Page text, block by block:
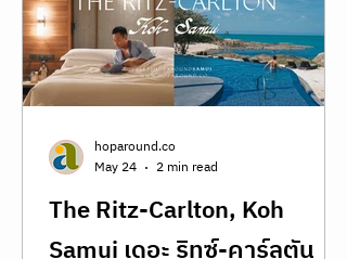
มวลอารมณ์อบอุ่นแห่งปีนัง เครือ Ascott
พักผ่อนสบายในห้อง Heritage Garden
Patio รีวิว 1926 Heritage Hotel Penang
ที่พักสไตล์โคโลเนียลย้อนยุค โรงแรม
ใจกลางปีนัง รีวิวโรงแรม โรงแรมน่าพัก
ในปีนัง แพลนเที่ยวปีนัง เที่ยวปีนังล่าสุด
รีวิวปีนัง นำเที่ยวปีนัง รวมที่เที่ยวปีนัง
hoparound.co